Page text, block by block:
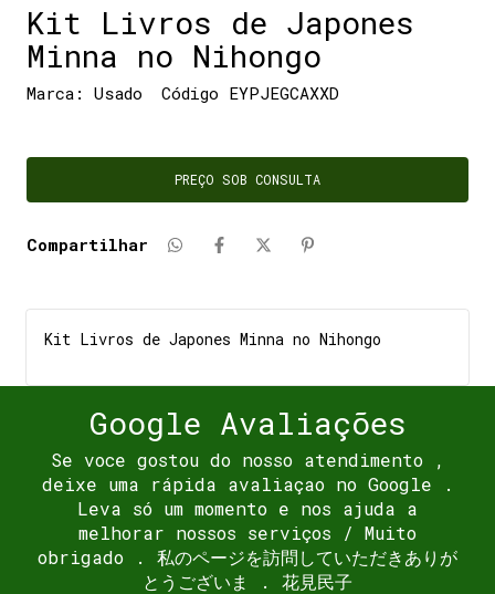
Kit Livros de Japones
Minna no Nihongo
Marca: Usado Código EYPJEGCAXXD
Compartilhar
Kit Livros de Japones Minna no Nihongo
Google Avaliações
Se voce gostou do nosso atendimento ,
deixe uma rápida avaliaçao no Google .
Leva só um momento e nos ajuda a
melhorar nossos serviços / Muito
obrigado . 私のページを訪問していただきありが
とうございま . 花見民子